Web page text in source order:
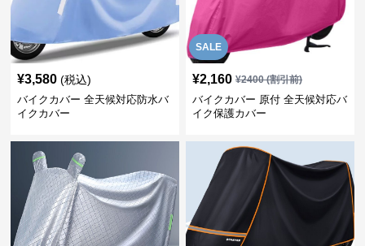
¥3,580 (税込)
バイクカバー 全天候対応防水バ
イクカバー
SALE
¥2,160 ¥2400(割引前)
バイクカバー 原付 全天候対応バ
イク保護カバー